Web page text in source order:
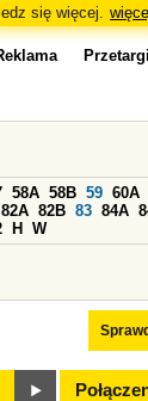
się więcej.
Przetargi
58A 58B 59 60A
82A 82B 83 84A
H W